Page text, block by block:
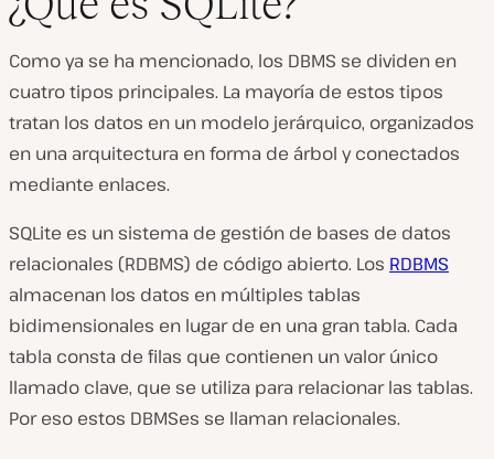
Como ya se ha mencionado, los DBMS se dividen en
cuatro tipos principales. La mayoría de estos tipos
tratan los datos en un modelo jerárquico, organizados
en una arquitectura en forma de árbol y conectados
mediante enlaces.
SQLite es un sistema de gestión de bases de datos
relacionales (RDBMS) de código abierto. Los RDBMS
almacenan los datos en múltiples tablas
bidimensionales en lugar de en una gran tabla. Cada
tabla consta de filas que contienen un valor único
llamado clave, que se utiliza para relacionar las tablas.
Por eso estos DBMSes se llaman relacionales.